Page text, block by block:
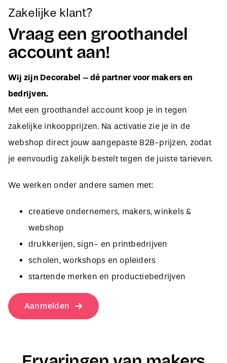
Vraag een groothandel
account aan!
Wij zijn Decorabel – dé partner voor makers en
bedrijven.
Met een groothandel account koop je in tegen
zakelijke inkoopprijzen. Na activatie zie je in de
webshop direct jouw aangepaste B2B-prijzen, zodat
je eenvoudig zakelijk bestelt tegen de juiste tarieven.
We werken onder andere samen met:
webshop
drukkerijen, sign- en printbedrijven
scholen, workshops en opleiders
startende merken en productiebedrijven